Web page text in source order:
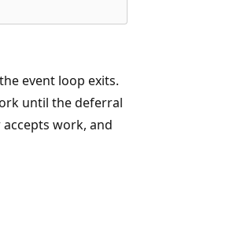
the event loop exits.
until the deferral
work, and